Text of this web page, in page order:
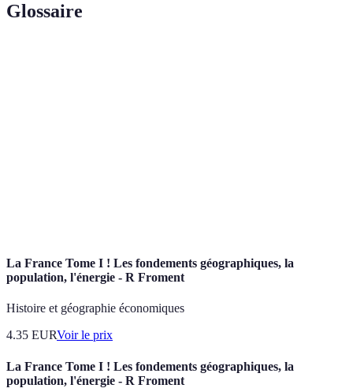
Glossaire
La France Tome I ! Les fondements géographiques, la
population, l'énergie - R Froment
Histoire et géographie économiques
4.35 EURVoir le prix
La France Tome I ! Les fondements géographiques, la
population, l'énergie - R Froment